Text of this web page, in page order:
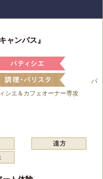
ャンパス』
パ
シエ＆カフェオーナー専攻